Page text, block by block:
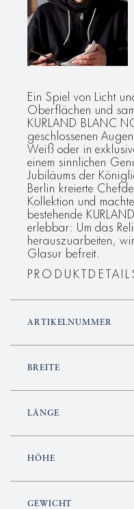
Ein Spiel von Licht
Oberflächen und
KURLAND BLANC
geschlossenen
Weiß oder in
einem sinnlichen
Jubiläums der
Berlin kreierte
Kollektion und
bestehende
erlebbar: Um das
herauszuarbeiten,
Glasur befreit.
ARTIKELNUMMER
BREITE
LÄNGE
HÖHE
GEWICHT